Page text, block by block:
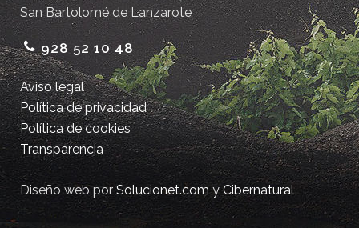
San Bartolomé de Lanzarote
928 52 10 48
Aviso legal
Política de privacidad
Política de cookies
Transparencia
Diseño web porSolucionet.comyCibernatural